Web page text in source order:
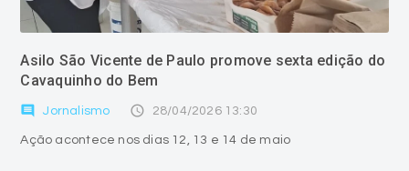
Asilo São Vicente de Paulo promove sexta edição do
Cavaquinho do Bem
comment Jornalismo access_time 28/04/2026 13:30
Ação acontece nos dias 12, 13 e 14 de maio